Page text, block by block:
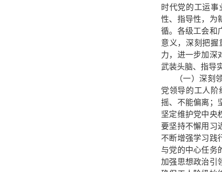
时代党的工运
性、指导性，为
循。各级工会和
意义，深刻把握
力，进一步加深
武装头脑、指导
（一）深刻
党领导的工人阶
摇、不能偏离；
坚定维护党中央
要坚持不懈用习
不断增强学习践
与党的中心任务
加强思想政治引